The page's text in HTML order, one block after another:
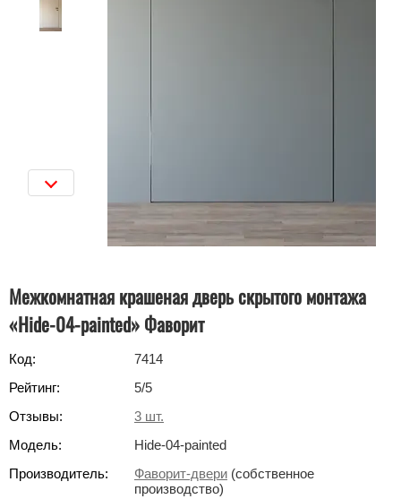
Межкомнатная крашеная дверь скрытого монтажа
«Hide-04-painted» Фаворит
Код:
7414
Рейтинг:
5/5
Отзывы:
3 шт.
Модель:
Hide-04-painted
Производитель:
Фаворит-двери (собственное
производство)